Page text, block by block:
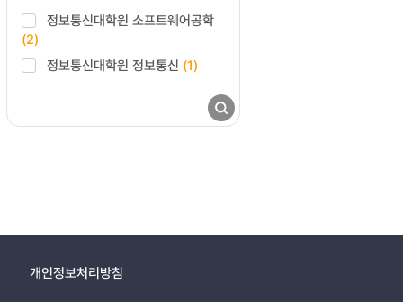
정보통신대학원 소프트웨어공학
(2)
정보통신대학원 정보통신 (1)
개인정보처리방침